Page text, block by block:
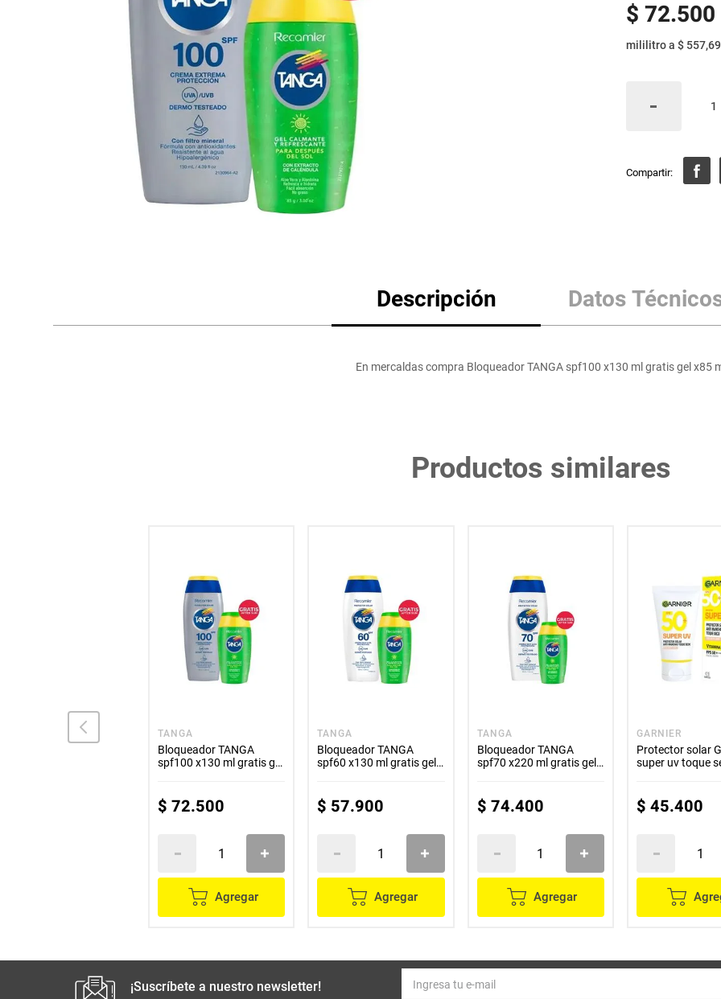
lácteos y refrigerados
vinos y licores
cuidado del bebé
otros
$72.500
mililitroa $ 557,69
Descripción Datos
En mercaldas compra Bloqueador TANGA spf100 x130 ml gratis gel x85
Productos similares
TANGA
Bloqueador TANGA
spf100 x130 ml gratis gel
$ 72.500
Agregar
TANGA
Bloqueador TANGA
spf60 x130 ml gratis gel
$ 57.900
Agregar
TANGA
Bloqueador TANGA
spf70 x220 ml gratis gel
$ 74.400
Agregar
GARNIER
Protector solar
super uv toque
$ 45.400
¡Suscríbete a nuestro newsletter!
Mantequilla